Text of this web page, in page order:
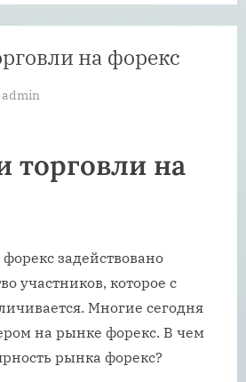
на форекс
By
admin
торговли на
задействовано
участников, которое с
Многие сегодня
на рынке форекс. В чем
рынка форекс?